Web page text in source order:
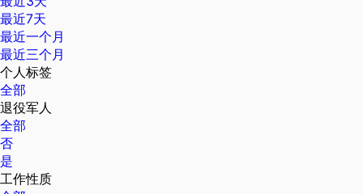
最近7天
最近一个月
最近三个月
个人标签
全部
退役军人
全部
否
是
工作性质